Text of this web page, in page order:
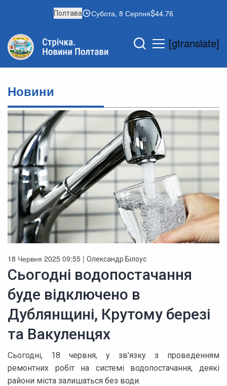
Полтава Субота, 8 Серпня 44.76
[gtranslate]
Новини
18 Червня 2025 09:55 | Олександр Білоус
Сьогодні водопостачання
буде відключено в
Дублянщині, Крутому березі
та Вакуленцях
Сьогодні, 18 червня, у зв’язку з проведенням
ремонтних робіт на системі водопостачання, деякі
райони міста залишаться без води.